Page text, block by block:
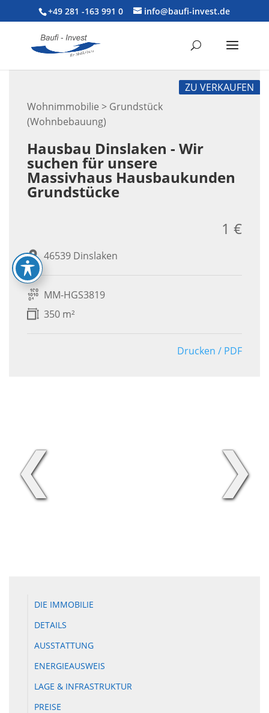
+49 281 -163 991 0 info@baufi-invest.de
Wohnimmobilie > Grundstück
(Wohnbebauung)
ZU VERKAUFEN
Hausbau Dinslaken - Wir
suchen für unsere
Massivhaus Hausbaukunden
Grundstücke
46539 Dinslaken
1 €
MM-HGS3819
350 m²
Drucken / PDF
❮ ❯
DIE IMMOBILIE
DETAILS
AUSSTATTUNG
ENERGIEAUSWEIS
LAGE & INFRASTRUKTUR
PREISE